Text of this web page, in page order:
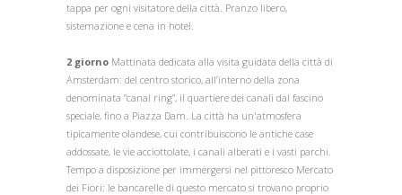
tappa per ogni visitatore della città. Pranzo libero,
sistemazione e cena in hotel.
2 giorno Mattinata dedicata alla visita guidata della città di
Amsterdam: del centro storico, all’interno della zona
denominata “canal ring”, il quartiere dei canali dal fascino
speciale, fino a Piazza Dam. La città ha un'atmosfera
tipicamente olandese, cui contribuiscono le antiche case
addossate, le vie acciottolate, i canali alberati e i vasti parchi.
Tempo a disposizione per immergersi nel pittoresco Mercato
dei Fiori: le bancarelle di questo mercato si trovano proprio